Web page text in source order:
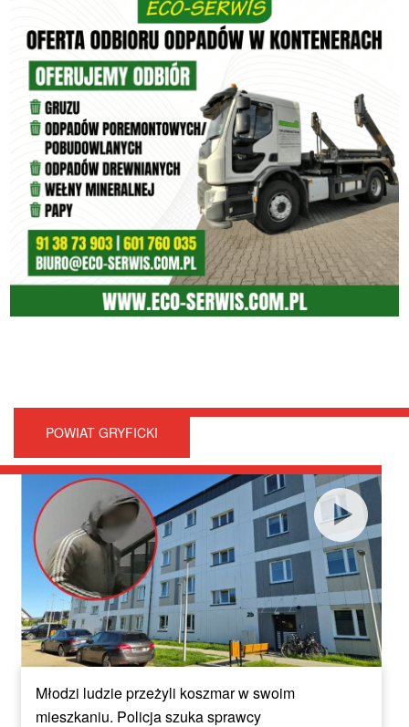
POWIAT GRYFICKI
Młodzi ludzie przeżyli koszmar w swoim
mieszkaniu. Policja szuka sprawcy